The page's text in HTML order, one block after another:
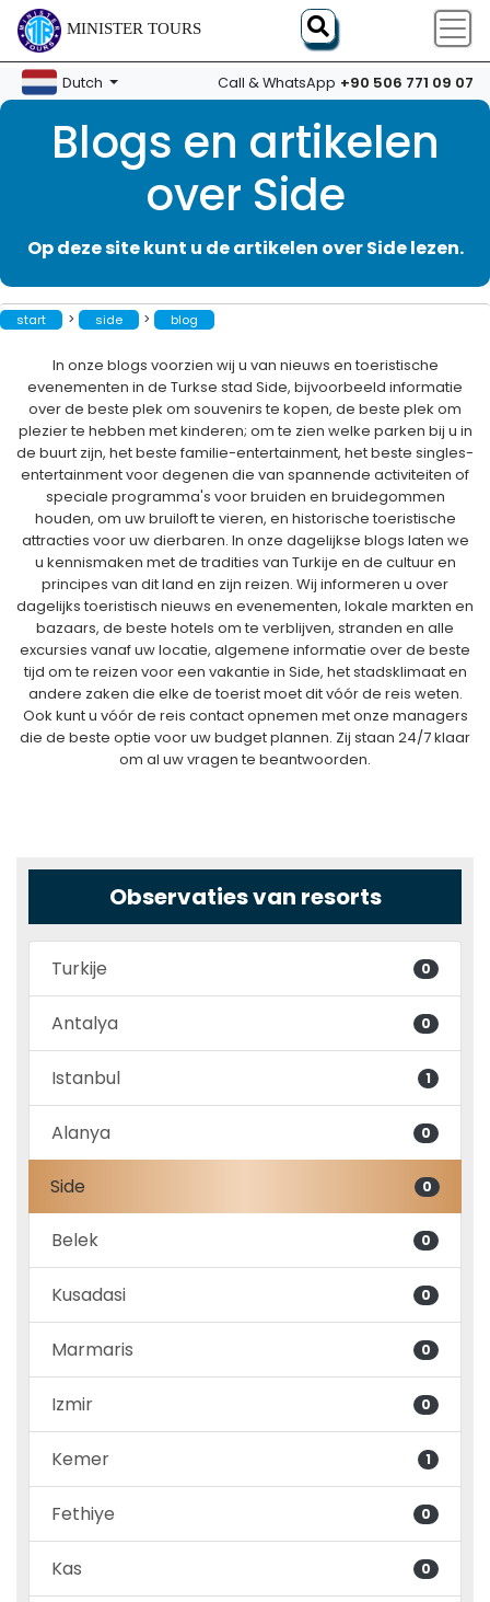
MINISTER TOURS
Dutch Call & WhatsApp +90 506 771 09 07
Blogs en artikelen
over Side
Op deze site kunt u de artikelen over Side lezen.
start > side > blog
In onze blogs voorzien wij u van nieuws en toeristische
evenementen in de Turkse stad Side, bijvoorbeeld informatie
over de beste plek om souvenirs te kopen, de beste plek om
plezier te hebben met kinderen; om te zien welke parken bij u in
de buurt zijn, het beste familie-entertainment, het beste singles-
entertainment voor degenen die van spannende activiteiten of
speciale programma's voor bruiden en bruidegommen
houden, om uw bruiloft te vieren, en historische toeristische
attracties voor uw dierbaren. In onze dagelijkse blogs laten we
u kennismaken met de tradities van Turkije en de cultuur en
principes van dit land en zijn reizen. Wij informeren u over
dagelijks toeristisch nieuws en evenementen, lokale markten en
bazaars, de beste hotels om te verblijven, stranden en alle
excursies vanaf uw locatie, algemene informatie over de beste
tijd om te reizen voor een vakantie in Side, het stadsklimaat en
andere zaken die elke de toerist moet dit vóór de reis weten.
Ook kunt u vóór de reis contact opnemen met onze managers
die de beste optie voor uw budget plannen. Zij staan ​​24/7 klaar
om al uw vragen te beantwoorden.
Observaties van resorts
Turkije 0
Antalya 0
Istanbul 1
Alanya 0
Side 0
Belek 0
Kusadasi 0
Marmaris 0
Izmir 0
Kemer 1
Fethiye 0
Kas 0